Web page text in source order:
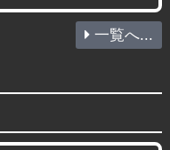
一覧へ...